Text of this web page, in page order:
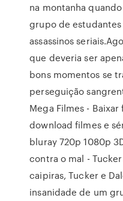
na montanha
grupo de
assassinos
que deveria ser
bons momentos se
perseguição
Mega Filmes -
download filmes e
bluray 720p 1080p
contra o mal -
caipiras, Tucker e
insanidade de um